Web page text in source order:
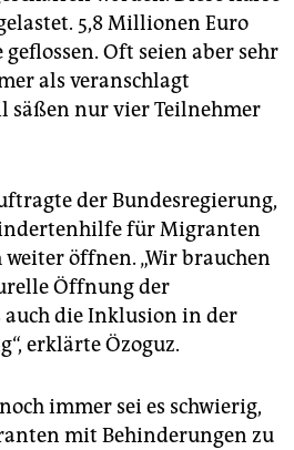
5,8 Millionen Euro
Oft seien aber sehr
als veranschlagt
säßen nur vier Teilnehmer
der Bundesregierung,
für Migranten
öffnen. „Wir brauchen
Öffnung der
die Inklusion in der
erklärte Özoguz.
immer sei es schwierig,
mit Behinderungen zu